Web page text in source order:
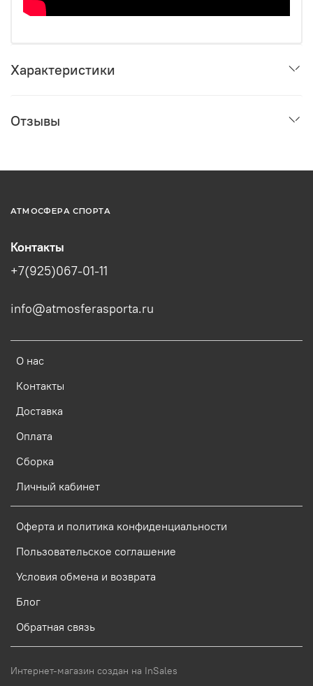
Характеристики
Отзывы
АТМОСФЕРА СПОРТА
О нас
Контакты
Доставка
Оплата
Сборка
Личный кабинет
Оферта и политика конфиденциальности
Пользовательское соглашение
Условия обмена и возврата
Блог
Обратная связь
Контакты
+7(925)067-01-11
info@atmosferasporta.ru
Интернет-магазин создан на InSales